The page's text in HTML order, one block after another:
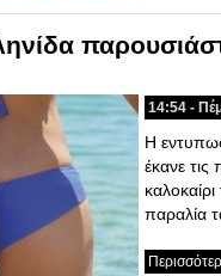
14:54 -
Η
έκανε τις
παραλία